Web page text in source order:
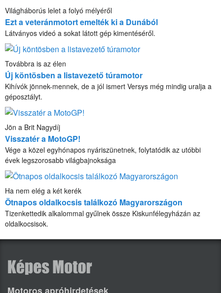
Világháborús lelet a folyó mélyéről
Ezt a veteránmotort emelték ki a Dunából
Látványos videó a sokat látott gép kimentéséről.
Továbbra is az élen
Új köntösben a listavezető túramotor
Kihívók jönnek-mennek, de a jól ismert Versys még mindig uralja a
géposztályt.
Jön a Brit Nagydíj
Visszatér a MotoGP!
Vége a közel egyhónapos nyáriszünetnek, folytatódik az utóbbi
évek legszorosabb világbajnoksága
Ha nem elég a két kerék
Ötnapos oldalkocsis találkozó Magyarországon
Tizenkettedik alkalommal gyűlnek össze Kiskunfélegyházán az
oldalkocsisok.
Motoros apróhirdetések